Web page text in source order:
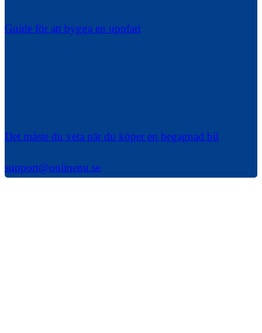
Guide för att bygga en uppfart
Det måste du veta när du köper en begagnad bil
support@onlinenu.se